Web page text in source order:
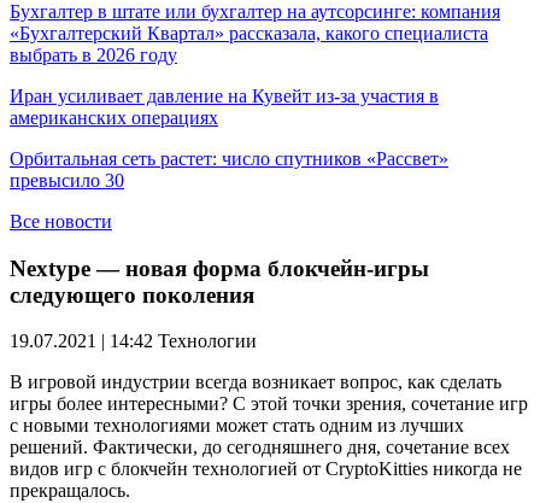
Бухгалтер в штате или бухгалтер на аутсорсинге: компания
«Бухгалтерский Квартал» рассказала, какого специалиста
выбрать в 2026 году
Иран усиливает давление на Кувейт из-за участия в
американских операциях
Орбитальная сеть растет: число спутников «Рассвет»
превысило 30
Все новости
Nextype — новая форма блокчейн-игры
следующего поколения
19.07.2021 | 14:42 Технологии
В игровой индустрии всегда возникает вопрос, как сделать
игры более интересными? С этой точки зрения, сочетание игр
с новыми технологиями может стать одним из лучших
решений. Фактически, до сегодняшнего дня, сочетание всех
видов игр с блокчейн технологией от CryptoKitties никогда не
прекращалось.